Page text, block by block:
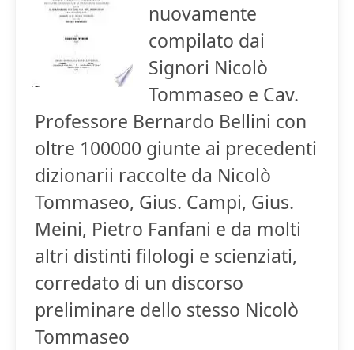
nuovamente
compilato dai
Signori Nicolò
Tommaseo e Cav.
Professore Bernardo Bellini con
oltre 100000 giunte ai precedenti
dizionarii raccolte da Nicolò
Tommaseo, Gius. Campi, Gius.
Meini, Pietro Fanfani e da molti
altri distinti filologi e scienziati,
corredato di un discorso
preliminare dello stesso Nicolò
Tommaseo